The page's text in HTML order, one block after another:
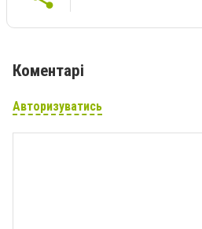
Коментарі
Авторизуватись